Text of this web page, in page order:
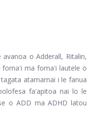
avanoa o Adderall, Ritalin,
ma fomaʻi lautele o
tagata atamamai i le fanua
faʻapitoa nai lo le
o ADD ma ADHD latou